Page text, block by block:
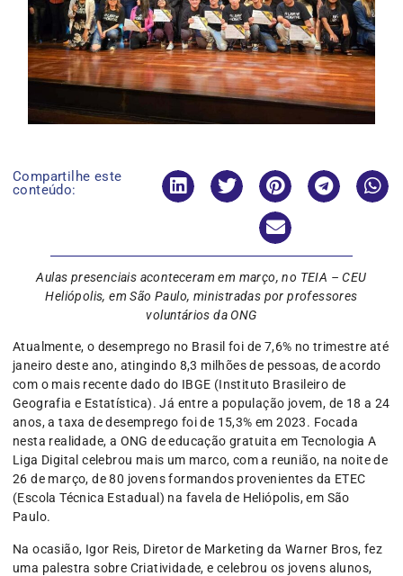
Compartilhe este
conteúdo:
Aulas presenciais aconteceram em março, no TEIA – CEU
Heliópolis, em São Paulo, ministradas por professores
voluntários da ONG
Atualmente, o desemprego no Brasil foi de 7,6% no trimestre até
janeiro deste ano, atingindo 8,3 milhões de pessoas, de acordo
com o mais recente dado do IBGE (Instituto Brasileiro de
Geografia e Estatística). Já entre a população jovem, de 18 a 24
anos, a taxa de desemprego foi de 15,3% em 2023. Focada
nesta realidade, a ONG de educação gratuita em Tecnologia A
Liga Digital celebrou mais um marco, com a reunião, na noite de
26 de março, de 80 jovens formandos provenientes da ETEC
(Escola Técnica Estadual) na favela de Heliópolis, em São
Paulo.
Na ocasião, Igor Reis, Diretor de Marketing da Warner Bros, fez
uma palestra sobre Criatividade, e celebrou os jovens alunos,